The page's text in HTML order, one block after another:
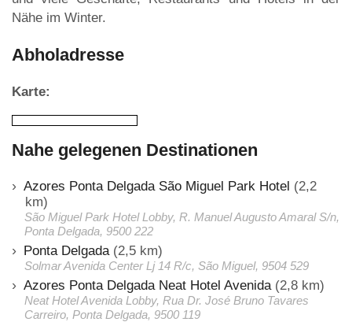
Nähe im Winter.
Abholadresse
Karte:
Nahe gelegenen Destinationen
Azores Ponta Delgada São Miguel Park Hotel (2,2
km)
São Miguel Park Hotel Lobby, R. Manuel Augusto Amaral S/n,
Ponta Delgada, 9500 222
Ponta Delgada (2,5 km)
Solmar Avenida Center Lj 14 R/c, São Miguel, 9504 529
Azores Ponta Delgada Neat Hotel Avenida (2,8 km)
Neat Hotel Avenida Lobby, Rua Dr. José Bruno Tavares
Carreiro, Ponta Delgada, 9500 119